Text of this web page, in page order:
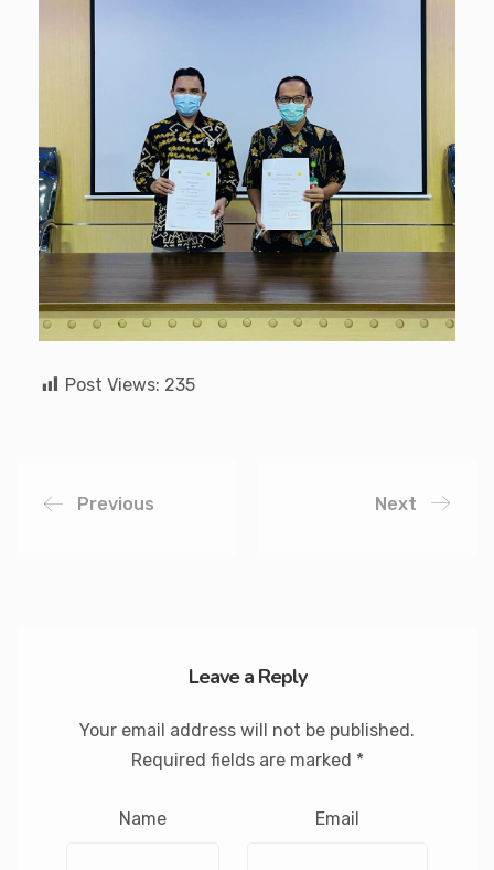
Post Views: 235
Previous Next
Leave a Reply
Your email address will not be published.
Required fields are marked *
Name Email